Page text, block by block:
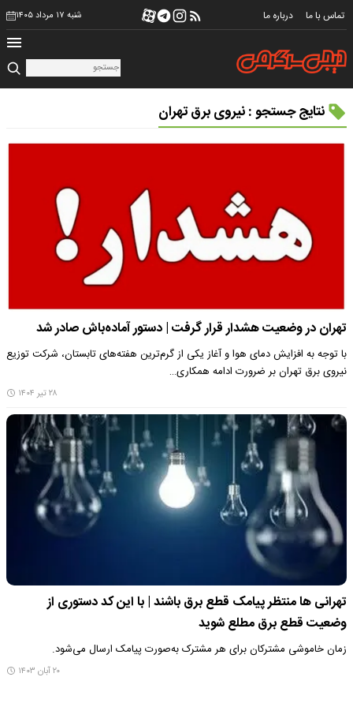
تماس با ما درباره ما شنبه ۱۷ مرداد ۱۴۰۵
نتایج جستجو : نیروی برق تهران
تهران در وضعیت هشدار قرار گرفت | دستور آماده‌باش صادر شد
با توجه به افزایش دمای هوا و آغاز یکی از گرم‌ترین هفته‌های تابستان، شرکت توزیع
نیروی برق تهران بر ضرورت ادامه همکاری…
۲۸ تیر ۱۴۰۴
تهرانی ها منتظر پیامک قطع برق باشند | با این کد دستوری از
وضعیت قطع برق مطلع شوید
زمان خاموشی مشترکان برای هر مشترک به‌صورت پیامک ارسال می‌شود.
۲۰ آبان ۱۴۰۳